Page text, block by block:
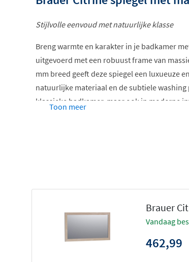
Stijlvolle eenvoud met natuurlijke klasse
Breng warmte en karakter in je badkamer
uitgevoerd met een robuust frame van
mm breed geeft deze spiegel een luxueuze
natuurlijke materiaal en de subtiele
klassieke badkamer, maar ook in moderne
De overige varianten
zijn gemaakt
doorlopende lamellen
Toon meer
Brauer
vandaag
462,99